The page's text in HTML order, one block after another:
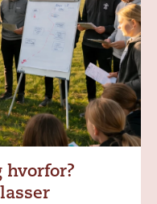
hvorfor?